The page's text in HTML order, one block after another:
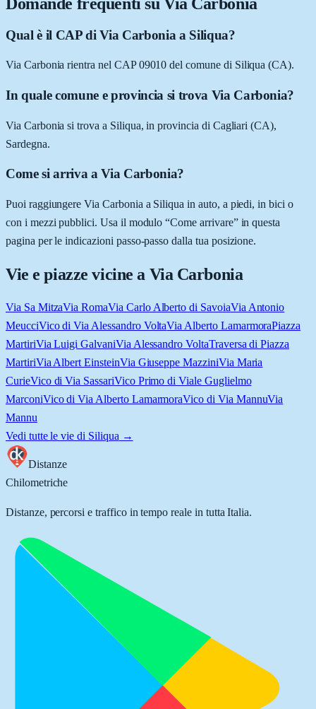
Qual è il CAP di Via Carbonia a Siliqua?
Via Carbonia rientra nel CAP 09010 del comune di Siliqua (CA).
In quale comune e provincia si trova Via Carbonia?
Via Carbonia si trova a Siliqua, in provincia di Cagliari (CA),
Sardegna.
Come si arriva a Via Carbonia?
Puoi raggiungere Via Carbonia a Siliqua in auto, a piedi, in bici o
con i mezzi pubblici. Usa il modulo “Come arrivare” in questa
pagina per le indicazioni passo-passo dalla tua posizione.
Vie e piazze vicine a Via Carbonia
Via Sa MitzaVia RomaVia Carlo Alberto di SavoiaVia Antonio
MeucciVico di Via Alessandro VoltaVia Alberto LamarmoraPiazza
MartiriVia Luigi GalvaniVia Alessandro VoltaTraversa di Piazza
MartiriVia Albert EinsteinVia Giuseppe MazziniVia Maria
CurieVico di Via SassariVico Primo di Viale Guglielmo
MarconiVico di Via Alberto LamarmoraVico di Via MannuVia
Mannu
Vedi tutte le vie di Siliqua →
Distanze
Chilometriche
Distanze, percorsi e traffico in tempo reale in tutta Italia.